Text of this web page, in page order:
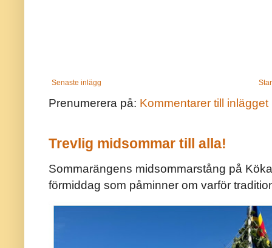
Senaste inlägg
Prenumerera på: Kommentarer till inlägget
Trevlig midsommar till alla!
Sommarängens midsommarstång på
förmiddag som påminner om varför